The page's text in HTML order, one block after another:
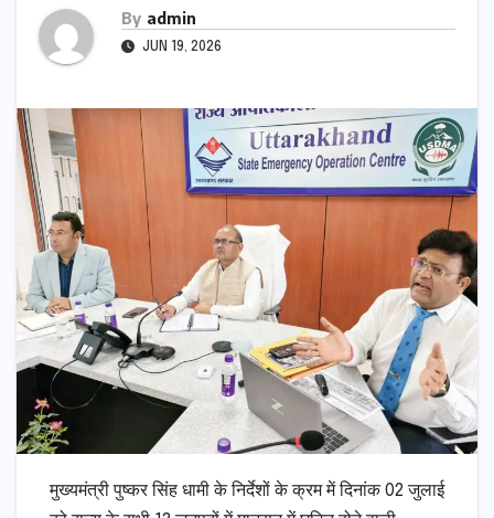
By admin
JUN 19, 2026
मुख्यमंत्री पुष्कर सिंह धामी के निर्देशों के क्रम में दिनांक 02 जुलाई